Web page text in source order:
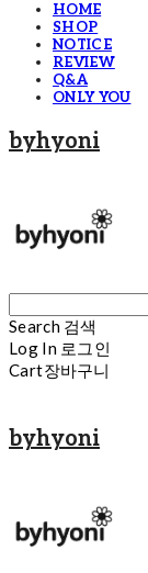
HOME
SHOP
NOTICE
REVIEW
Q&A
ONLY YOU
byhyoni
Search 검색
Log In 로그인
Cart장바구니
byhyoni